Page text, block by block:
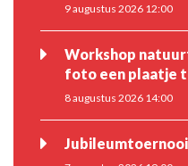
9 augustus 2026 12:00
Workshop
foto een plaatje
8 augustus 2026 14:00
Jubileumtoernooi